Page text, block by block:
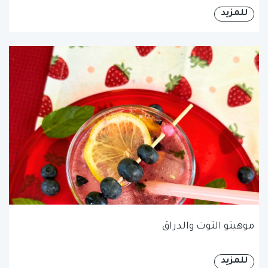
للمزيد
موهيتو التوت والدراق
للمزيد